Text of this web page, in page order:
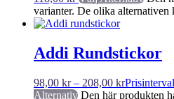
varianter. De olika alternativen
Addi Rundstickor
98,00 kr – 208,00 kr
Alternativ Den här produkten